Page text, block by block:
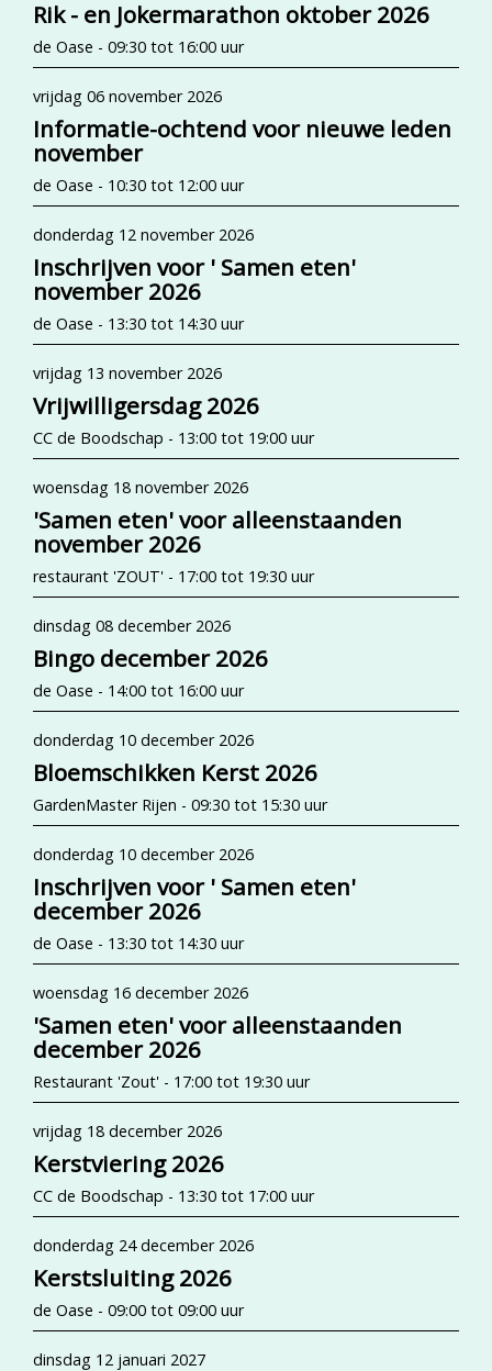
Rik - en Jokermarathon oktober 2026
de Oase - 09:30 tot 16:00 uur
vrijdag 06 november 2026
Informatie-ochtend voor nieuwe leden
november
de Oase - 10:30 tot 12:00 uur
donderdag 12 november 2026
Inschrijven voor ' Samen eten'
november 2026
de Oase - 13:30 tot 14:30 uur
vrijdag 13 november 2026
Vrijwilligersdag 2026
CC de Boodschap - 13:00 tot 19:00 uur
woensdag 18 november 2026
'Samen eten' voor alleenstaanden
november 2026
restaurant 'ZOUT' - 17:00 tot 19:30 uur
dinsdag 08 december 2026
Bingo december 2026
de Oase - 14:00 tot 16:00 uur
donderdag 10 december 2026
Bloemschikken Kerst 2026
GardenMaster Rijen - 09:30 tot 15:30 uur
donderdag 10 december 2026
Inschrijven voor ' Samen eten'
december 2026
de Oase - 13:30 tot 14:30 uur
woensdag 16 december 2026
'Samen eten' voor alleenstaanden
december 2026
Restaurant 'Zout' - 17:00 tot 19:30 uur
vrijdag 18 december 2026
Kerstviering 2026
CC de Boodschap - 13:30 tot 17:00 uur
donderdag 24 december 2026
Kerstsluiting 2026
de Oase - 09:00 tot 09:00 uur
dinsdag 12 januari 2027